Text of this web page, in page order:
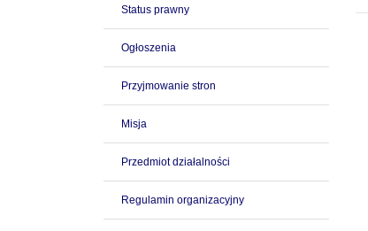
Status prawny
Ogłoszenia
Przyjmowanie stron
Misja
Przedmiot działalności
Regulamin organizacyjny